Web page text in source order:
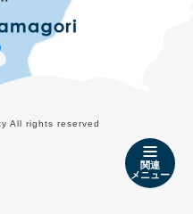
関連
メニュー
All rights reserved